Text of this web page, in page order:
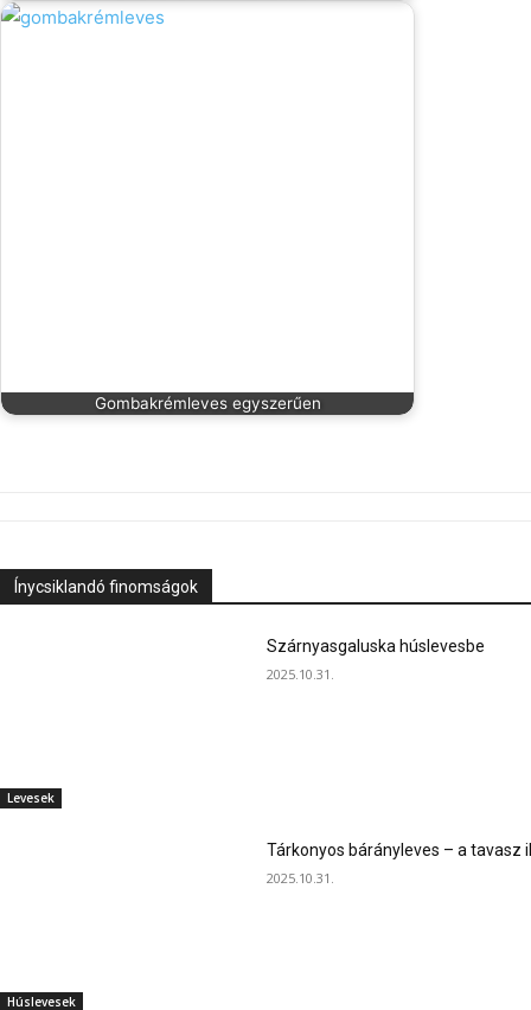
Gombakrémleves egyszerűen
Ínycsiklandó finomságok
Levesek
Szárnyasgaluska húslevesbe
2025.10.31.
Húslevesek
Tárkonyos bárányleves – a tavasz
2025.10.31.